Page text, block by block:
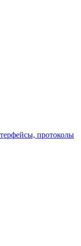
протоколы